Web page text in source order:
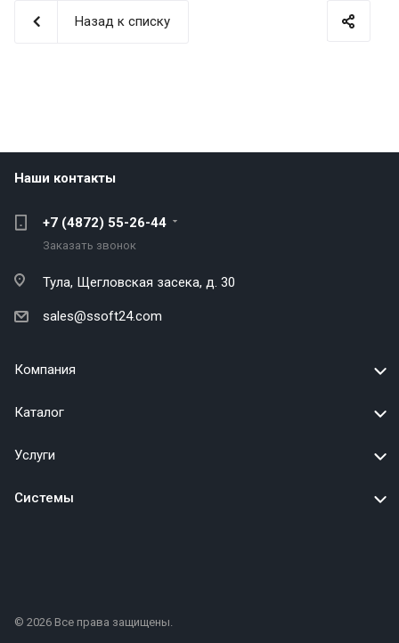
Назад к списку
Наши контакты
+7 (4872) 55-26-44
Заказать звонок
Тула, Щегловская засека, д. 30
sales@ssoft24.com
Компания
Каталог
Услуги
Системы
© 2026 Все права защищены.